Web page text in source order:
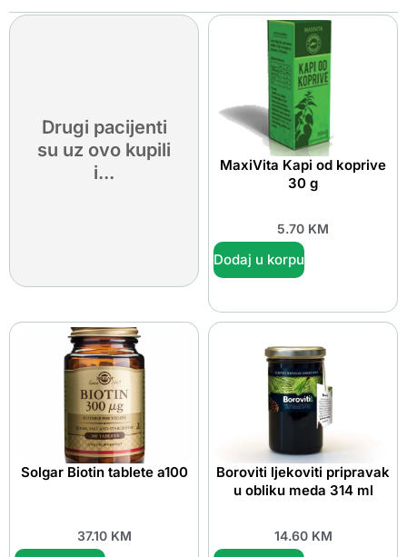
Drugi pacijenti
su uz ovo kupili
i...
MaxiVita Kapi od koprive
30 g
5.70 KM
Dodaj u korpu
Solgar Biotin tablete a100
37.10 KM
Boroviti ljekoviti pripravak
u obliku meda 314 ml
14.60 KM